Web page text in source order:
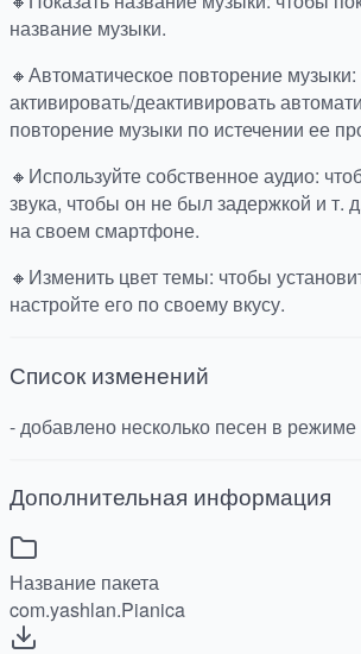
название музыки.
🔸Автоматическое повторение
активировать/деактивировать
повторение музыки по истечении ее
🔸Используйте собственное аудио:
звука, чтобы он не был задержкой и т.
на своем смартфоне.
🔸Изменить цвет темы: чтобы
настройте его по своему вкусу.
Список изменений
- добавлено несколько песен в режиме
Дополнительная информация
Название пакета
com.yashlan.Pianica